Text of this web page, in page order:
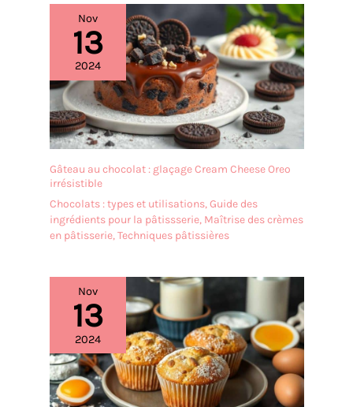
en pâtisserie, ainsi que le
cadeau parfait pour toutes
les occasions telles que
les anniversaires, les
mariages, la fête des
mères, Noël, Pâques, les
anniversaires.
Nov
13
2024
Gâteau au chocolat : glaçage Cream Cheese Oreo
irrésistible
Chocolats : types et utilisations,Guide des
ingrédients pour la pâtissserie, Maîtrise des crèmes
en pâtisserie,Techniques pâtissières
Nov
13
2024